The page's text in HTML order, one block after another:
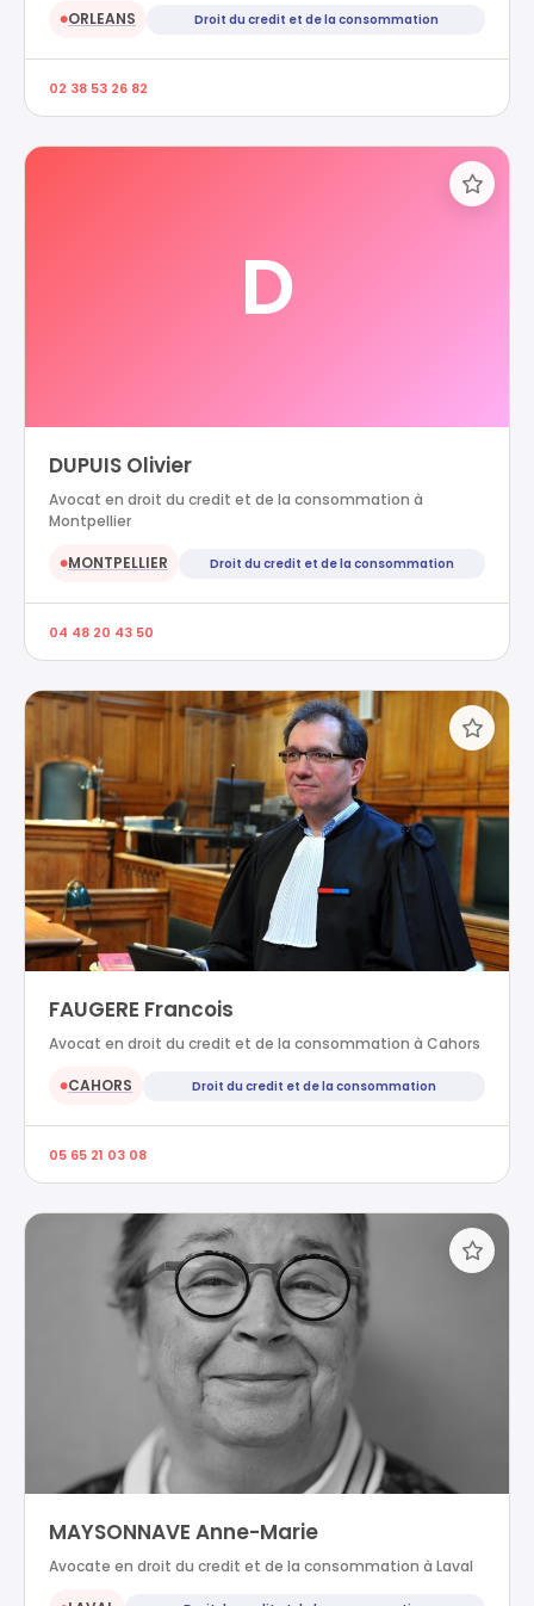
●ORLEANS Droit du credit et de la consommation
02 38 53 26 82
D
DUPUIS Olivier
Avocat en droit du credit et de la consommation à
Montpellier
●MONTPELLIER Droit du credit et de la consommation
04 48 20 43 50
FAUGERE Francois
Avocat en droit du credit et de la consommation à Cahors
●CAHORS Droit du credit et de la consommation
05 65 21 03 08
MAYSONNAVE Anne-Marie
Avocate en droit du credit et de la consommation à Laval